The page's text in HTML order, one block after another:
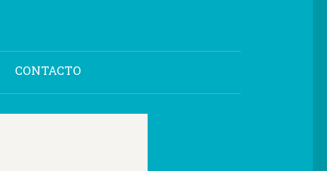
CONTACTO